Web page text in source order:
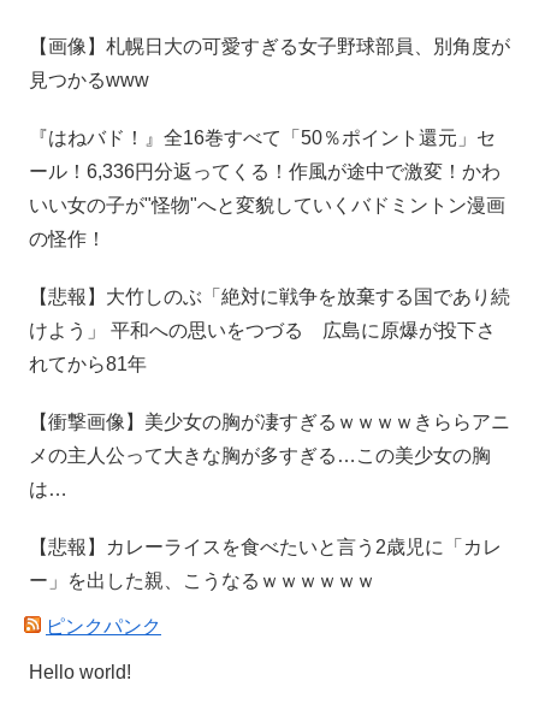
【画像】札幌日大の可愛すぎる女子野球部員、別角度が
見つかるwww
『はねバド！』全16巻すべて「50％ポイント還元」セ
ール！6,336円分返ってくる！作風が途中で激変！かわ
いい女の子が"怪物"へと変貌していくバドミントン漫画
の怪作！
【悲報】大竹しのぶ「絶対に戦争を放棄する国であり続
けよう」 平和への思いをつづる 広島に原爆が投下さ
れてから81年
【衝撃画像】美少女の胸が凄すぎるｗｗｗｗきららアニ
メの主人公って大きな胸が多すぎる…この美少女の胸
は…
【悲報】カレーライスを食べたいと言う2歳児に「カレ
ー」を出した親、こうなるｗｗｗｗｗｗ
ピンクパンク
Hello world!